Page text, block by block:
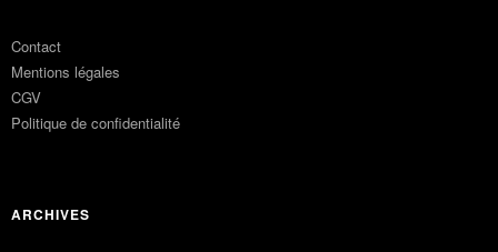
Contact
Mentions légales
CGV
Politique de confidentialité
ARCHIVES